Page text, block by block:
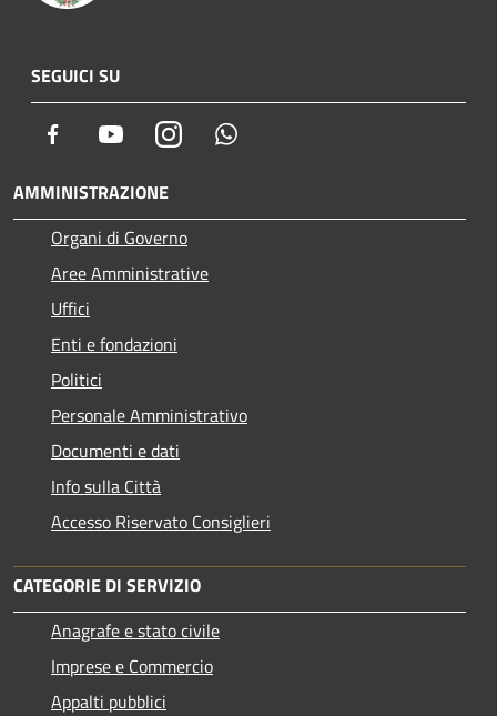
SEGUICI SU
Facebook YoutubeInstagram
AMMINISTRAZIONE
Organi di Governo
Aree Amministrative
Uffici
Enti e fondazioni
Politici
Personale Amministrativo
Documenti e dati
Info sulla Città
Accesso Riservato Consiglieri
CATEGORIE DI SERVIZIO
Anagrafe e stato civile
Imprese e Commercio
Appalti pubblici